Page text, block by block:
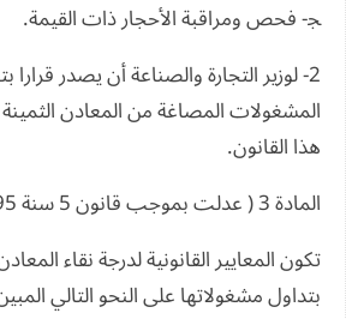
ﺠ- فحص ومراقبة الأحجار ذات القيمة.
2- لوزير التجارة والصناعة أن يصدر قرارا
المشغولات المصاغة من المعادن
هذا القانون.
المادة 3 ( عدلت بموجب قانون 5 سنة 1995 المادة 5 )
تكون المعايير القانونية لدرجة نقاء
بتداول مشغولاتها على النحو التالي